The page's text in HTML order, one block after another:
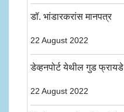
डॉ. भांडारकरांस मानपत्र
22 August 2022
डेव्हनपोर्ट येथील गुड फ्रायडे
22 August 2022